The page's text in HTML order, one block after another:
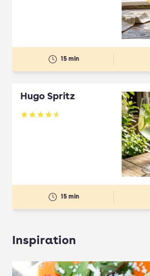
15 min
Hugo Spritz
Betyg: 4.61 av 5
15 min
Inspiration